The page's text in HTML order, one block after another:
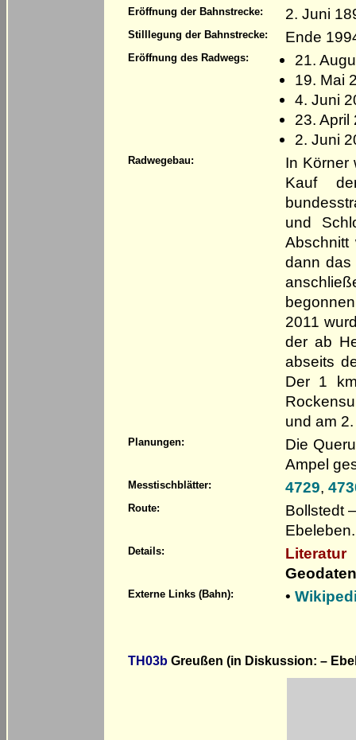
Eröffnung der Bahnstrecke: 2. Juni
Stilllegung der Bahnstrecke: Ende
Eröffnung des Radwegs:
21.
19. Mai
4. Juni
23.
2. Juni
Radwegebau:
In Körner
Kauf
und
Abschnitt
dann das
2011
der ab
abseits
Der 1
und am
Planungen:
Die
Ampel
Messtischblätter: 4729,
Route:
Bollstedt
Ebeleben.
Details:
Literatur
Externe Links (Bahn): •
TH03b Greußen (in Diskussion: –